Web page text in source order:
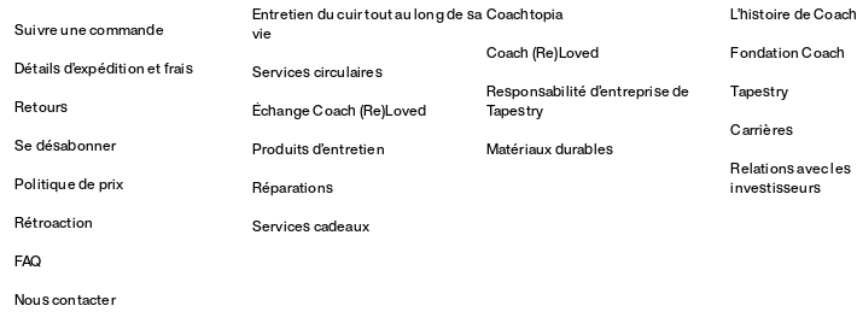
Suivre une commande
Détails d’expédition et frais
Retours
Se désabonner
Politique de prix
Rétroaction
FAQ
Nous contacter
Entretien du cuir tout au long de sa
vie
Services circulaires
Échange Coach (Re)Loved
Produits d’entretien
Réparations
Services cadeaux
Coachtopia
Coach (Re)Loved
Responsabilité d’entreprise de
Tapestry
Matériaux durables
L’histoire de Coach
Fondation Coach
Tapestry
Carrières
Relations avec les
investisseurs